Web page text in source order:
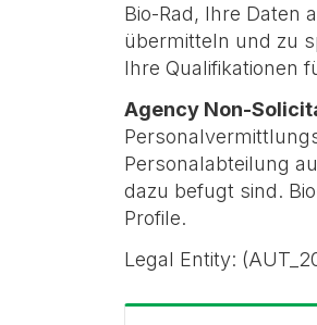
Bio-Rad, Ihre Daten
übermitteln und zu
Ihre Qualifikationen
Agency Non-
Personalabteilung
dazu befugt sind.
Profile.
Legal Entity: